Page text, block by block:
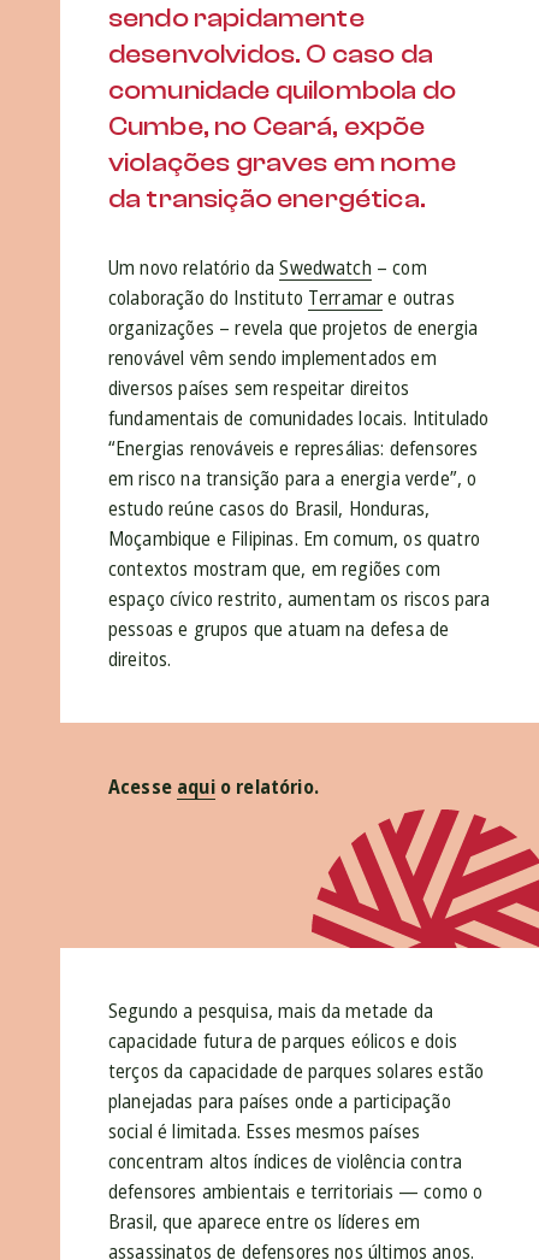
sendo rapidamente
desenvolvidos. O caso da
comunidade quilombola do
Cumbe, no Ceará, expõe
violações graves em nome
da transição energética.
Um novo relatório daSwedwatch – com
colaboração do Instituto Terramare outras
organizações – revela que projetos de energia
renovável vêm sendo implementados em
diversos países sem respeitar direitos
fundamentais de comunidades locais. Intitulado
“Energias renováveis e represálias: defensores
em risco na transição para a energia verde”, o
estudo reúne casos do Brasil, Honduras,
Moçambique e Filipinas. Em comum, os quatro
contextos mostram que, em regiões com
espaço cívico restrito, aumentam os riscos para
pessoas e grupos que atuam na defesa de
direitos.
Acesse aquio relatório.
Segundo a pesquisa, mais da metade da
capacidade futura de parques eólicos e dois
terços da capacidade de parques solares estão
planejadas para países onde a participação
social é limitada. Esses mesmos países
concentram altos índices de violência contra
defensores ambientais e territoriais — como o
Brasil, que aparece entre os líderes em
assassinatos de defensores nos últimos anos.